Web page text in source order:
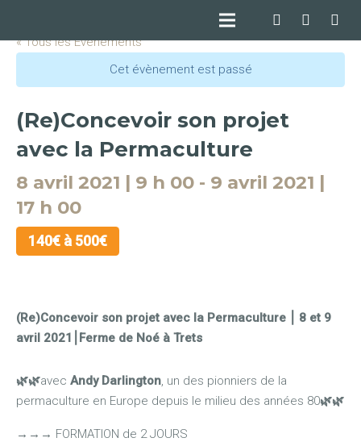
« Tous les Évènements
Cet évènement est passé
(Re)Concevoir son projet
avec la Permaculture
8 avril 2021 | 9 h 00 - 9 avril 2021 |
17 h 00
140€ à 500€
(Re)Concevoir son projet avec la Permaculture ⎮ 8 et 9
avril 2021⎮Ferme de Noé à Trets
🌿🌿avec Andy Darlington , un des pionniers de la
permaculture en Europe depuis le milieu des années 80🌿🌿
→ → → FORMATION de 2 JOURS